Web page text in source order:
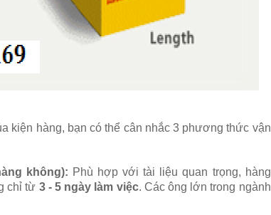
kiện hàng, bạn có thể cân nhắc 3 phương thức vận
không): Phù hợp với tài liệu quan trọng, hàng
chỉ từ 3 - 5 ngày làm việc. Các ông lớn trong ngành